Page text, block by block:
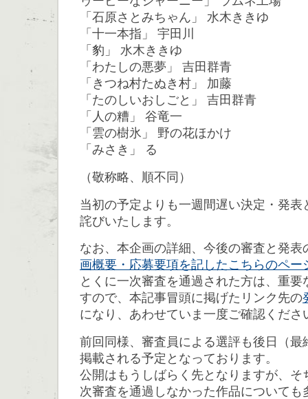
「石原さとみちゃん」 水木ききゆ
「十一本指」 宇田川
「豹」 水木ききゆ
「わたしの悪夢」 吉田群青
「きつね村たぬき村」 加藤
「たのしいおしごと」 吉田群青
「人の糟」 谷竜一
「雲の樹氷」 野の花ほかけ
「みさき」 る
（敬称略、順不同）
当初の予定よりも一週間遅い決定・発表
詫びいたします。
なお、本企画の詳細、今後の審査と発表
画概要・応募要項を記したこちらのペー
とくに一次審査を通過された方は、重
すので、本記事冒頭に掲げたリンク先の
になり、あわせていま一度ご確認くださ
前回同様、審査員による選評も後日（最
掲載される予定となっております。
公開はもうしばらく先となりますが、そ
次審査を通過しなかった作品についても